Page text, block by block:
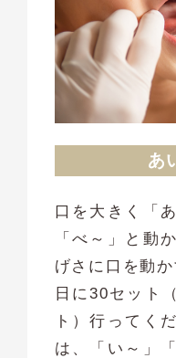
あ
口を大きく「
「べ～」と動
げさに口を動
日に30セット
ト）行ってく
は、「い～」